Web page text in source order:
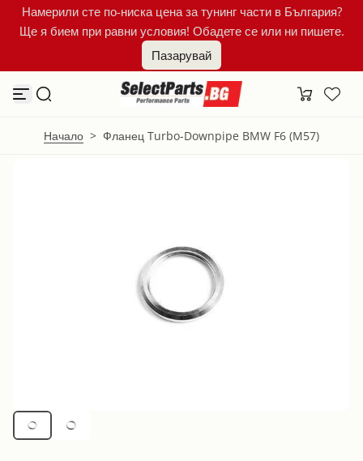
К
ъ
ъ
д
ъ
Намерили сте по-ниска цена за тунинг части в България?
Ще я бием при равни условия! Обадете се или ни пишете.
Пазарувай
Начало > Фланец Turbo-Downpipe BMW F6 (M57)